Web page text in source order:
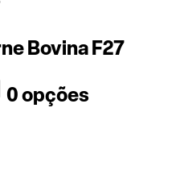
Bovina F27
0 opções